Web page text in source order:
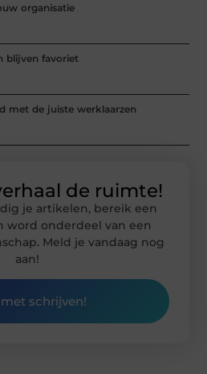
organisatie
blijven favoriet
met de juiste werklaarzen
de ruimte!
je artikelen, bereik een
word onderdeel van een
Meld je vandaag nog
aan!
schrijven!